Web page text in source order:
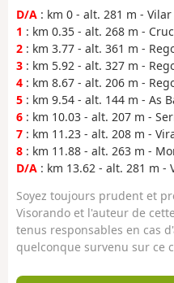
D/A : km 0 - alt. 281 m - Vilar
1 : km 0.35 - alt. 268 m -
2 : km 3.77 - alt. 361 m -
3 : km 5.92 - alt. 327 m -
4 : km 8.67 - alt. 206 m -
5 : km 9.54 - alt. 144 m - As
6 : km 10.03 - alt. 207 m -
7 : km 11.23 - alt. 208 m -
8 : km 11.88 - alt. 263 m -
D/A : km 13.62 - alt. 281 m -
Soyez toujours prudent et
Visorando et l'auteur de
tenus responsables en cas
quelconque survenu sur ce